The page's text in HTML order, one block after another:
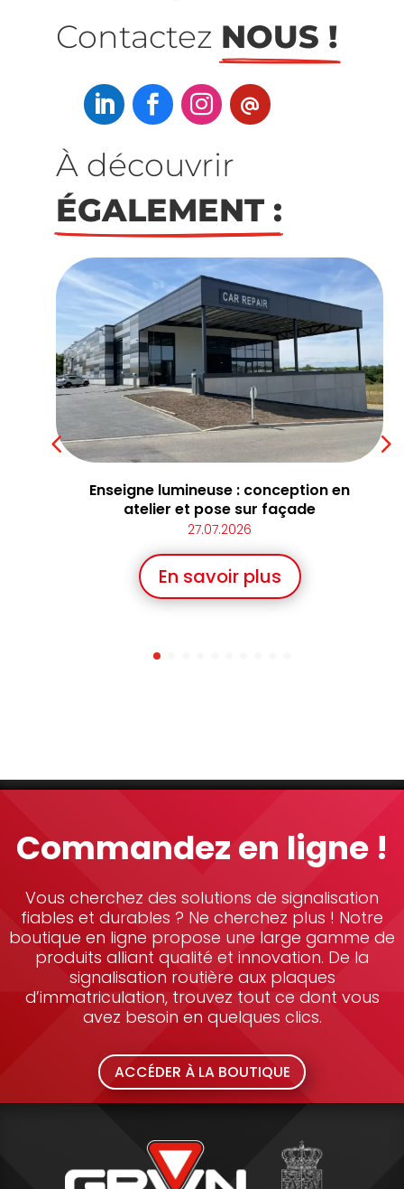
Contactez NOUS !
  
À découvrir
ÉGALEMENT :
Enseigne lumineuse : conception en
atelier et pose sur façade
27.07.2026
En savoir plus
Commandez en ligne !
Vous cherchez des solutions de signalisation
fiables et durables ? Ne cherchez plus ! Notre
boutique en ligne propose une large gamme de
produits alliant qualité et innovation. De la
signalisation routière aux plaques
d’immatriculation, trouvez tout ce dont vous
avez besoin en quelques clics.
ACCÉDER À LA BOUTIQUE